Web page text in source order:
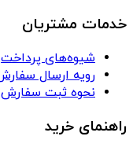
خدمات مشتریان
شیوه‌های پرداخت
رویه ارسال
نحوه ثبت سفارش
راهنمای خرید